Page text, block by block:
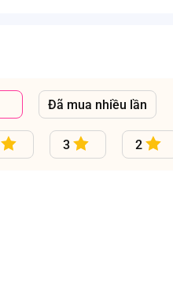
thay bỉm cho bé ở tư thế nằm;
mồ hôi vượt trội;
Đã mua nhiều lần
3 2